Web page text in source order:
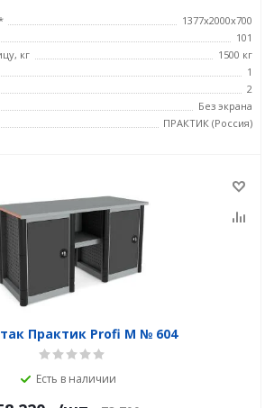
1377х2000х700
101
кг
1500 кг
1
2
Без экрана
ПРАКТИК (Россия)
Практик Profi M № 604
Есть в наличии